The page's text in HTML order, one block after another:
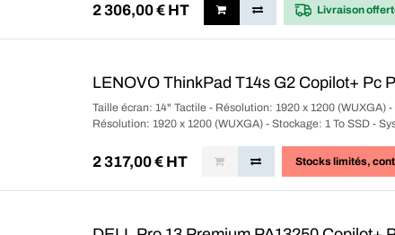
2 306,00€ HT Livraison
LENOVO ThinkPad T14s G2 Copilot+ Pc
Taille écran: 14" Tactile - Résolution: 1920 x 1200 (WUXGA)
Résolution: 1920 x 1200 (WUXGA) - Stockage: 1 To SSD -
2 317,00€ HT Stocks limités,